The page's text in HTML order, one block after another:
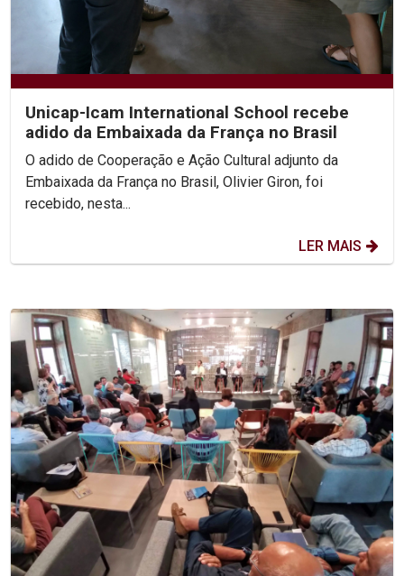
Unicap-Icam International School recebe
adido da Embaixada da França no Brasil
O adido de Cooperação e Ação Cultural adjunto da
Embaixada da França no Brasil, Olivier Giron, foi
recebido, nesta...
LER MAIS